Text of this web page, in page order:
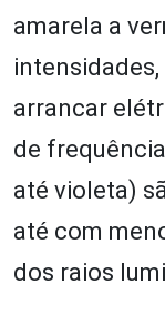
amarela a
arrancar
de
até violeta)
até com
dos raios